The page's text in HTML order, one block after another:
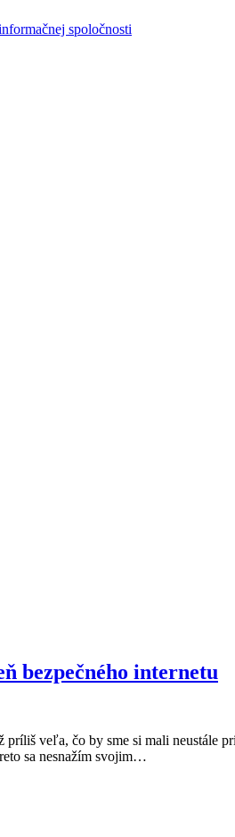
spoločnosti
bezpečného internetu
veľa, čo by sme si mali neustále
sa nesnažím svojim…